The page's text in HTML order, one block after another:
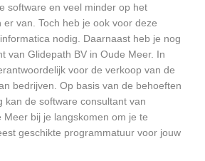
software en veel minder op het
van. Toch heb je ook voor deze
nodig. Daarnaast heb je nog
van Glidepath BV in Oude Meer. In
voor de verkoop van de
bedrijven. Op basis van de behoeften
kan de software consultant van
Meer bij je langskomen om je te
geschikte programmatuur voor jouw